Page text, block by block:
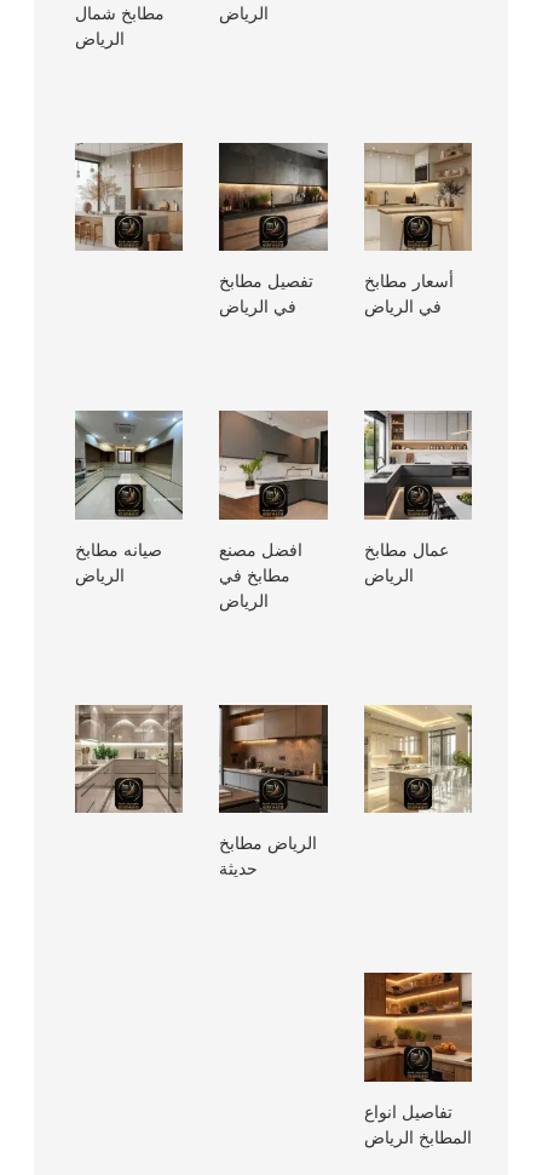
الرياض
مطابخ شمال
الرياض
أسعار مطابخ
في الرياض
تفصيل مطابخ
في الرياض
عمال مطابخ
الرياض
افضل مصنع
مطابخ في
الرياض
صيانه مطابخ
الرياض
الرياض مطابخ
حديثة
تفاصيل انواع
المطابخ الرياض